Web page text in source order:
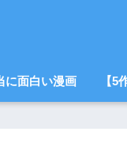
に面白い漫画 【5